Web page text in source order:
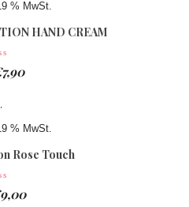
% MwSt.
HAND CREAM
7,90
% MwSt.
Rose Touch
9,00